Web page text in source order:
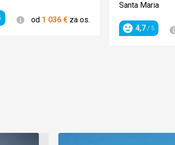
Informácie
od 1 036 € za os.
Santa Maria
Hodnotenie
4,7 / 5